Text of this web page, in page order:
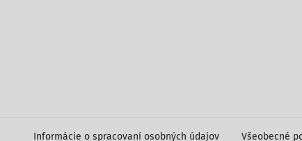
Informácie o spracovaní osobných údajov Všeobecné